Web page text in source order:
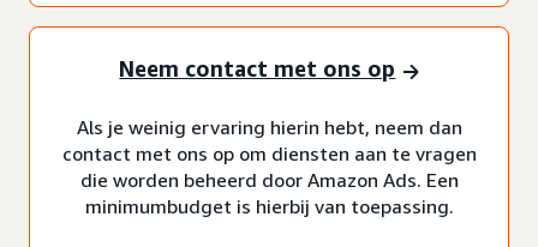
Neem contact met ons op
Als je weinig ervaring hierin hebt, neem dan
contact met ons op om diensten aan te vragen
die worden beheerd door Amazon Ads. Een
minimumbudget is hierbij van toepassing.